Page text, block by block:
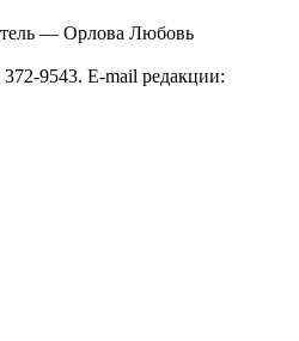
— Орлова Любовь
9543. E-mail редакции: